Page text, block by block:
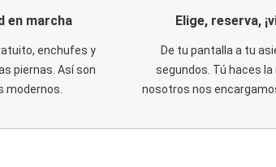
en marcha
enchufes y
piernas. Así son
modernos.
Elige, reserva,
De tu pantalla a tu
segundos. Tú haces la
nosotros nos